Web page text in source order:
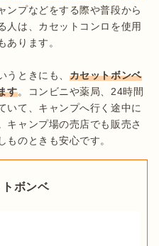
ンプなどをする際や普段から
人は、カセットコンロを使用
あります。
うときにも、 カセットボンベ
す。コンビニや薬局、24時間
いて、キャンプへ行く途中に
キャンプ場の売店でも販売さ
のときも安心です。
ボンベ